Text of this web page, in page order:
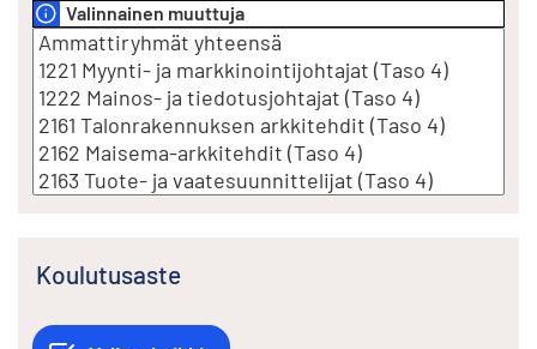
Valinnainen muuttuja
Koulutusaste